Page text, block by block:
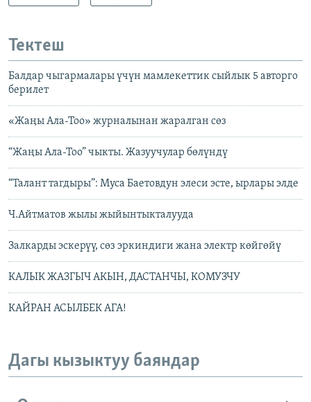
Тектеш
Балдар чыгармалары үчүн мамлекеттик сыйлык 5 авторго
берилет
«Жаңы Ала-Тоо» журналынан жаралган сөз
“Жаңы Ала-Тоо” чыкты. Жазуучулар бөлүндү
“Талант тагдыры”: Муса Баетовдун элеси эсте, ырлары элде
Ч.Айтматов жылы жыйынтыкталууда
Залкарды эскерүү, сөз эркиндиги жана электр көйгөйү
КАЛЫК ЖАЗГЫЧ АКЫН, ДАСТАНЧЫ, КОМУЗЧУ
КАЙРАН АСЫЛБЕК АГА!
Дагы кызыктуу баяндар